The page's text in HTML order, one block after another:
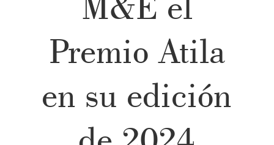
Premio Atila
en su edición